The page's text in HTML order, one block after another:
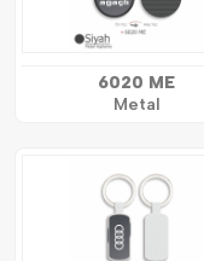
6020 ME
Metal